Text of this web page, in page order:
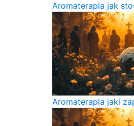
Aromaterapia jak
Aromaterapia jaki